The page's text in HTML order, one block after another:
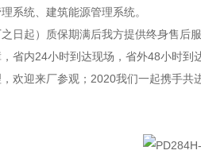
系统、建筑能源管理系统。
日起）质保期满后我方提供终身售后服
省内24小时到达现场，省外48小时到
欢迎来厂参观；2020我们一起携手共